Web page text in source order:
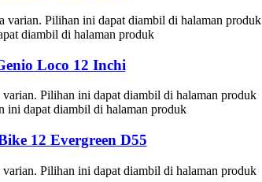
varian. Pilihan ini dapat diambil di halaman produk
diambil di halaman produk
Loco 12 Inchi
Pilihan ini dapat diambil di halaman produk
ini dapat diambil di halaman produk
12 Evergreen D55
Pilihan ini dapat diambil di halaman produk